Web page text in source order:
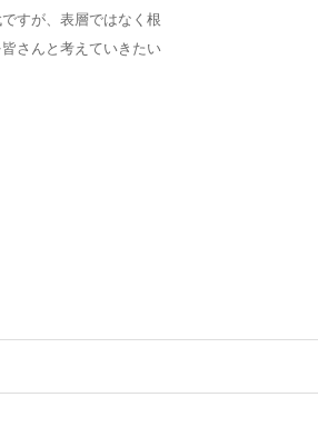
すが、表層ではなく根
さんと考えていきたい